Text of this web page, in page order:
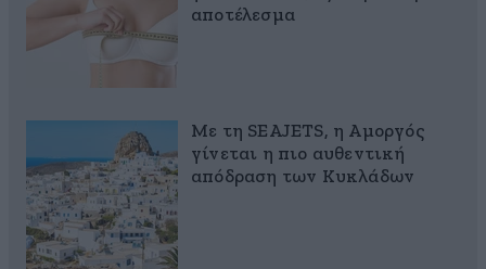
αποτέλεσμα
Με τη SEAJETS, η Αμοργός
γίνεται η πιο αυθεντική
απόδραση των Κυκλάδων